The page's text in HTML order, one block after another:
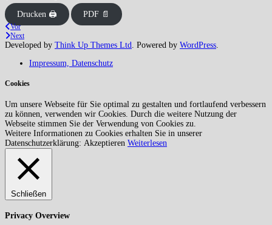
Drucken 🖨 PDF 📄
Vor
Next
Developed by Think Up Themes Ltd. Powered by WordPress.
Impressum, Datenschutz
Cookies
Um unsere Webseite für Sie optimal zu gestalten und fortlaufend verbessern
zu können, verwenden wir Cookies. Durch die weitere Nutzung der
Webseite stimmen Sie der Verwendung von Cookies zu.
Weitere Informationen zu Cookies erhalten Sie in unserer
Datenschutzerklärung: Akzeptieren Weiterlesen
Schließen
Privacy Overview